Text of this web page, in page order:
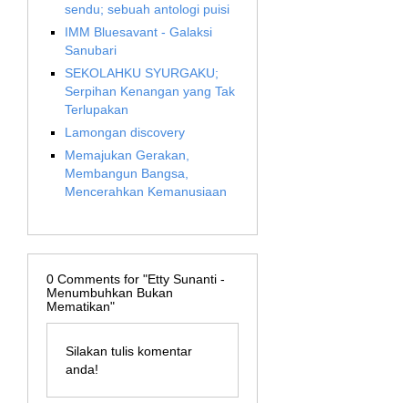
sendu; sebuah antologi puisi
IMM Bluesavant - Galaksi
Sanubari
SEKOLAHKU SYURGAKU;
Serpihan Kenangan yang Tak
Terlupakan
Lamongan discovery
Memajukan Gerakan,
Membangun Bangsa,
Mencerahkan Kemanusiaan
0 Comments for "Etty Sunanti -
Menumbuhkan Bukan
Mematikan"
Silakan tulis komentar
anda!